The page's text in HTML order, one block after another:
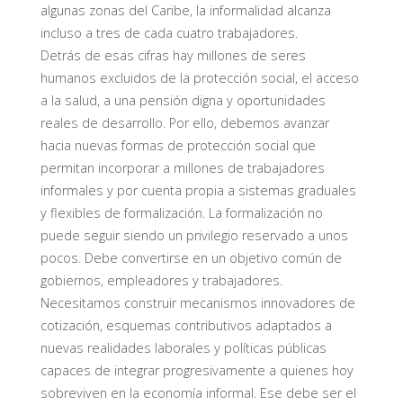
algunas zonas del Caribe, la informalidad alcanza
incluso a tres de cada cuatro trabajadores.
Detrás de esas cifras hay millones de seres
humanos excluidos de la protección social, el acceso
a la salud, a una pensión digna y oportunidades
reales de desarrollo. Por ello, debemos avanzar
hacia nuevas formas de protección social que
permitan incorporar a millones de trabajadores
informales y por cuenta propia a sistemas graduales
y flexibles de formalización. La formalización no
puede seguir siendo un privilegio reservado a unos
pocos. Debe convertirse en un objetivo común de
gobiernos, empleadores y trabajadores.
Necesitamos construir mecanismos innovadores de
cotización, esquemas contributivos adaptados a
nuevas realidades laborales y políticas públicas
capaces de integrar progresivamente a quienes hoy
sobreviven en la economía informal. Ese debe ser el